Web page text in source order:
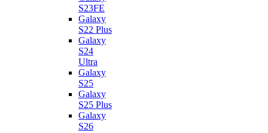
S23FE
Galaxy
S22 Plus
Galaxy
S24
Ultra
Galaxy
S25
Galaxy
S25 Plus
Galaxy
S26